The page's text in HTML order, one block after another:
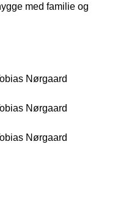
med familie og
Nørgaard
Nørgaard
Nørgaard